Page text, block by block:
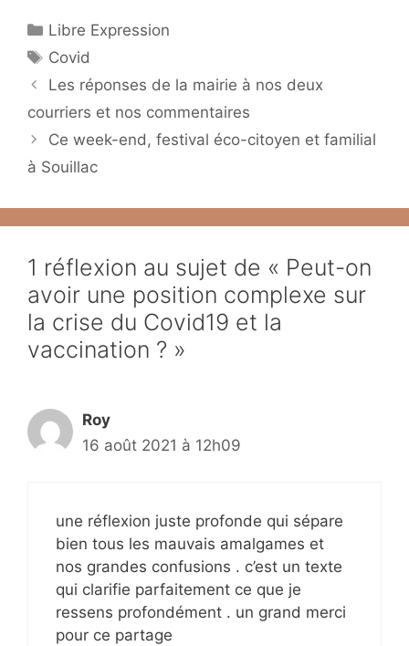
Catégories
Libre Expression
Étiquettes
Covid
Les réponses de la mairie à nos deux
courriers et nos commentaires
Ce week-end, festival éco-citoyen et familial
à Souillac
1 réflexion au sujet de « Peut-on
avoir une position complexe sur
la crise du Covid19 et la
vaccination ? »
Roy
16 août 2021 à 12h09
une réflexion juste profonde qui sépare
bien tous les mauvais amalgames et
nos grandes confusions . c’est un texte
qui clarifie parfaitement ce que je
ressens profondément . un grand merci
pour ce partage